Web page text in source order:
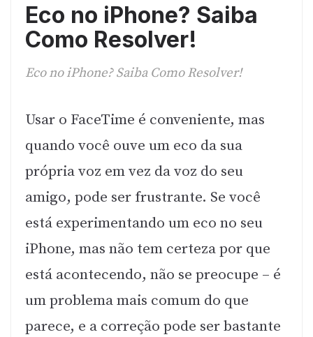
Eco no iPhone? Saiba
Como Resolver!
Eco no iPhone? Saiba Como Resolver!
Usar o FaceTime é conveniente, mas
quando você ouve um eco da sua
própria voz em vez da voz do seu
amigo, pode ser frustrante. Se você
está experimentando um eco no seu
iPhone, mas não tem certeza por que
está acontecendo, não se preocupe – é
um problema mais comum do que
parece, e a correção pode ser bastante